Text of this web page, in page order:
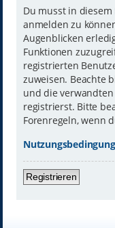
Du musst in
anmelden zu
Augenblicken
Funktionen
registrierten
zuweisen. Beachte
und die
registrierst. Bitte
Forenregeln, wenn
Registrieren